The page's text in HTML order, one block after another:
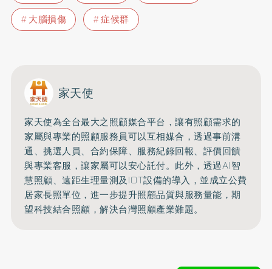
大腦損傷
症候群
家天使
家天使為全台最大之照顧媒合平台，讓有照顧需求的
家屬與專業的照顧服務員可以互相媒合，透過事前溝
通、挑選人員、合約保障、服務紀錄回報、評價回饋
與專業客服，讓家屬可以安心託付。此外，透過AI智
慧照顧、遠距生理量測及IOT設備的導入，並成立公費
居家長照單位，進一步提升照顧品質與服務量能，期
望科技結合照顧，解決台灣照顧產業難題。